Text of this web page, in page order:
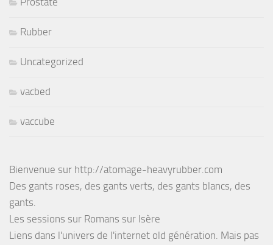
Rubber
Uncategorized
vacbed
vaccube
Bienvenue sur http://atomage-heavyrubber.com
Des gants roses, des gants verts, des gants blancs, des
gants.
Les sessions sur Romans sur Isère
Liens dans l'univers de l'internet old génération. Mais pas